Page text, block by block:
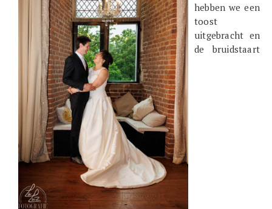
hebben we een
toost
uitgebracht en
de bruidstaart